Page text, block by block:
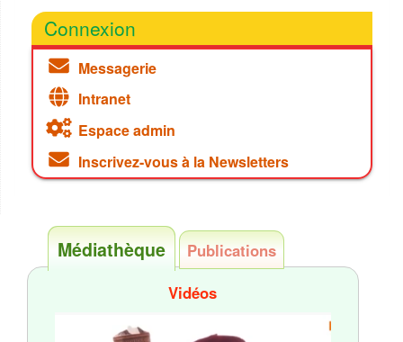
Connexion
Messagerie
Intranet
Espace admin
Inscrivez-vous à la Newsletters
Médiathèque
Publications
Vidéos